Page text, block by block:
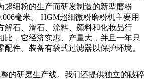
超细粉的生产而研发制造的新型磨粉
毫米。 HGM超细微粉磨粉机主要用
解石、滑石、涂料、颜料和化妆品行
比，它经济实惠、产量大，并且一年只
配件。装备有袋式过滤器以保护环境。
的研磨生产线。我们还提供独立的破碎